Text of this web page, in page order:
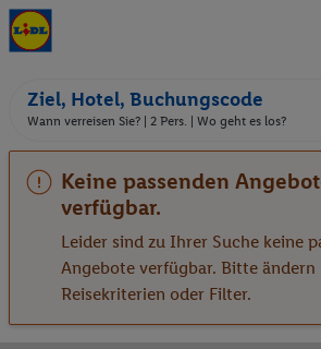
Ziel, Hotel, Buchungscode
Wann verreisen Sie? | 2 Pers. | Wo geht es los?
Keine passenden
verfügbar.
Leider sind zu Ihrer Suche keine
Angebote verfügbar. Bitte ändern
Reisekriterien oder Filter.